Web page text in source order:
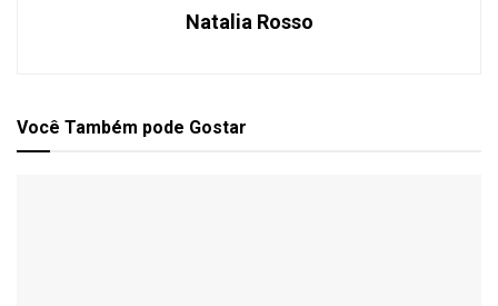
Natalia Rosso
Você Também pode Gostar